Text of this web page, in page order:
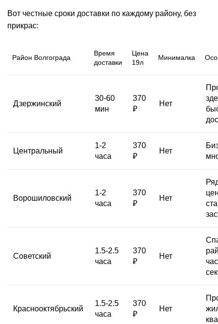
Вот честные сроки доставки по каждому району, без
прикрас:
Район Волгограда
Время
доставки
Цена
19л
Минималка
Дзержинский
30-60
мин
370
₽
Нет
Центральный
1-2
часа
370
₽
Нет
Ворошиловский
1-2
часа
370
₽
Нет
Советский
1.5-2.5
часа
370
₽
Нет
Краснооктябрьский
1.5-2.5
часа
370
₽
Нет